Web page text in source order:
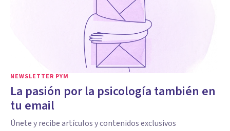
NEWSLETTER PYM
La pasión por la psicología también en
tu email
Únete y recibe artículos y contenidos exclusivos